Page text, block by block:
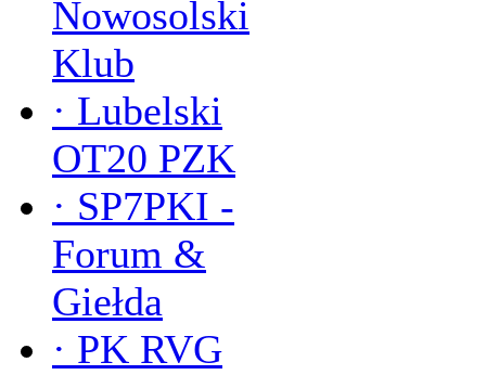
Nowosolski
Klub
· Lubelski
OT20 PZK
· SP7PKI -
Forum &
Giełda
· PK RVG